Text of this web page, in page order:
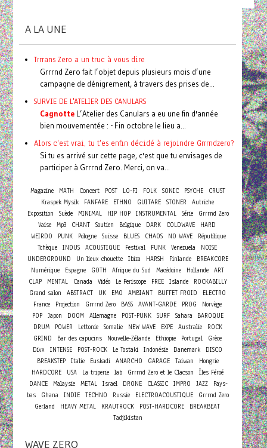
A LA UNE
Trrrans Zero a un truc à vous dire
Grrrnd Zero fait l’objet depuis plusieurs mois d’une
campagne de dénigrement, à travers des prises de...
SURVIE DE L'ATELIER DES CANULARS
CagnotteL’Atelier des Canulars a eu une fin d'année
bien mouvementée : - Fin octobre le lieu a...
Alors c'est vrai, tu t'es enfin décidé à rejoindre Grrrndzero?
Si tu es arrivé sur cette page, c'est que tu envisages de
participer à Grrrnd Zero. Merci, on va...
Magazine MATH Concert POST LO-FI FOLK SONIC PSYCHE
CRUST
Kraspek Mysik
FANFARE ETHNO GUITARE STONER
Autriche
Exposition
Suède MINIMAL HIP HOP INSTRUMENTAL Série
Grrrnd Zero
Vaise Mp3 CHANT Soutien Belgique DARK COLDWAVE
HARD
WEIRDO
PUNK Pologne Suisse BLUES CHAOS NO WAVE
République
Tchèque
INDUS ACOUSTIQUE Festival FUNK Venezuela
NOISE
UNDERGROUND
Un lieux chouette Ibiza HARSH Finlande
BREAKCORE
Numérique
Espagne GOTH Afrique du Sud Macédoine Hollande ART
CLAP
MENTAL Canada Vidéo Le Periscope FREE Islande
ROCKABILLY
Grand salon
ABSTRACT UK EMO AMBIANT BUFFET FROID
ELECTRO
France
Projection Grrrnd Zero BASS AVANT-GARDE PROG
Norvège
POP
Japon DOOM Allemagne POST-PUNK SURF Sahara
BAROQUE
DRUM
POWER Lettonie Somalie NEW WAVE EXPE Australie
ROCK
GRIND
Bar des capucins Nouvelle-Zélande Ethiopie Portugal
Grèce
Divx
INTENSE POST-ROCK Le Tostaki Indonésie Danemark
DISCO
BREAKSTEP
Italie Euskadi ANARCHO GARAGE Taiwan
Hongrie
HARDCORE
USA La triperie lab Grrrnd Zero et le Clacson
Îles Féroé
DANCE
Malaysie METAL Israel DRONE CLASSIC IMPRO JAZZ
Pays-
bas
Ghana INDIE TECHNO Russie ELECTROACOUSTIQUE
Grrrnd Zero
Gerland
HEAVY METAL KRAUTROCK POST-HARDCORE
BREAKBEAT
Tadjikistan
WAVE ZERO